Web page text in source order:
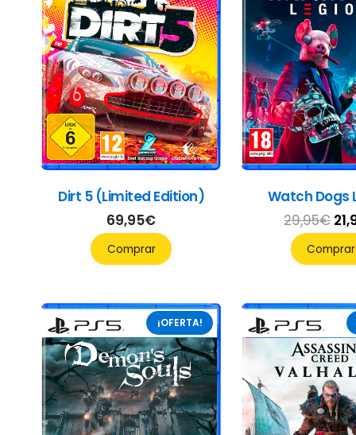
Dirt 5 (Limited Edition)
69,95€
Comprar
Watch Dogs
29,95€El
Comprar
¡OFERTA!